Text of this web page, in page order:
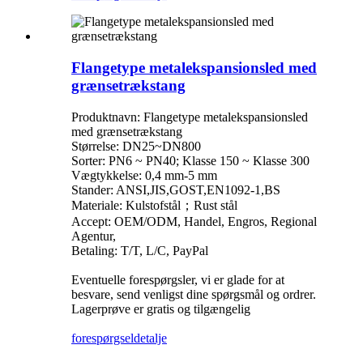
Flangetype metalekspansionsled med
grænsetrækstang
Produktnavn: Flangetype metalekspansionsled
med grænsetrækstang
Størrelse: DN25~DN800
Sorter: PN6 ~ PN40; Klasse 150 ~ Klasse 300
Vægtykkelse: 0,4 mm-5 mm
Stander: ANSI,JIS,GOST,EN1092-1,BS
Materiale: Kulstofstål；Rust stål
Accept: OEM/ODM, Handel, Engros, Regional
Agentur,
Betaling: T/T, L/C, PayPal
Eventuelle forespørgsler, vi er glade for at
besvare, send venligst dine spørgsmål og ordrer.
Lagerprøve er gratis og tilgængelig
forespørgseldetalje